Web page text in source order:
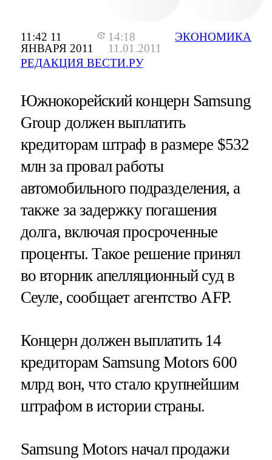
11:42 11
ЯНВАРЯ 2011
14:18
11.01.2011
РЕДАКЦИЯ ВЕСТИ.РУ
ЭКОНОМИКА
Южнокорейский концерн Samsung
Group должен выплатить
кредиторам штраф в размере $532
млн за провал работы
автомобильного подразделения, а
также за задержку погашения
долга, включая просроченные
проценты. Такое решение принял
во вторник апелляционный суд в
Сеуле, сообщает агентство AFP.
Концерн должен выплатить 14
кредиторам Samsung Motors 600
млрд вон, что стало крупнейшим
штрафом в истории страны.
Samsung Motors начал продажи